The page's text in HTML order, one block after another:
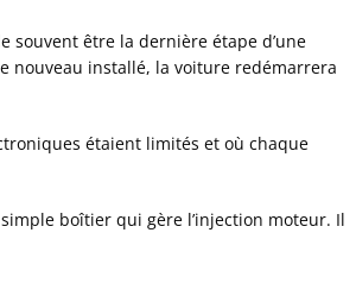
souvent être la dernière étape d’une
nouveau installé, la voiture redémarrera
étaient limités et où chaque
boîtier qui gère l’injection moteur. Il